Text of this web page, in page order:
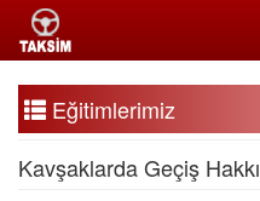
Eğitimlerimiz
Kavşaklarda Geçiş Hakkı